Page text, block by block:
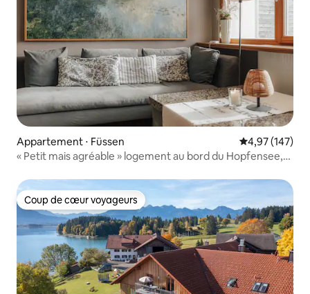
Appartement ⋅ Füssen Évaluation
4,97 (147)
« Petit mais agréable » logement au bord du Hopfensee,
Coup de cœur voyageurs
Coup de cœur voyageurs